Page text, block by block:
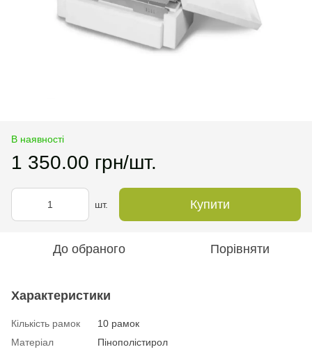
В наявності
1 350.00 грн/шт.
шт. Купити
До обраного Порівняти
Характеристики
Кількість рамок
10 рамок
Матеріал
Пінополістирол